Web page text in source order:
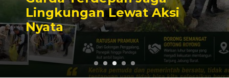
Lingkungan Lewat Aksi
Nyata